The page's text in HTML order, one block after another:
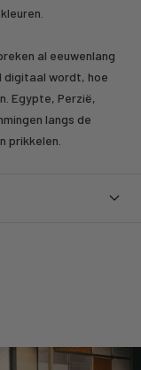
al eeuwenlang
digitaal wordt, hoe
Egypte, Perzië,
langs de
prikkelen.